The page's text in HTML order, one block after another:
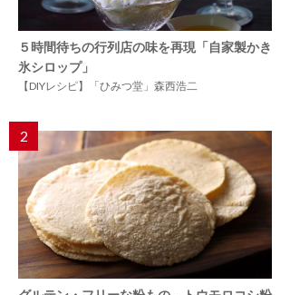
５時間待ちの行列店の味を再現「自家製かき
氷シロップ」
【DIYレシピ】「ひみつ堂」森西浩二
2